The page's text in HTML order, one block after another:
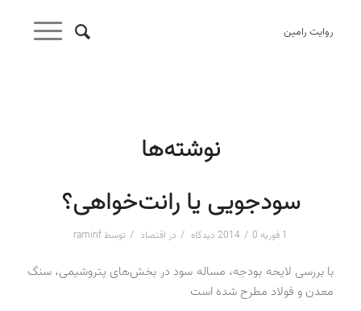
روایت رامین
نوشته‌ها
سودجویی یا رانت‌خواهی؟
1 فوریه 2014 / 0 دیدگاه / در اقتصاد / توسط raminf
با بررسی لایحه بودجه، مساله سود در بخش‌های پتروشیمی، سنگ
معدن و فولاد مطرح شده است